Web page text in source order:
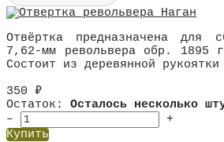
Отвёртка предназначена для
7,62-мм револьвера обр. 1895
Состоит из деревянной
350 ₽
Остаток:
Осталось несколько
–
+
Купить